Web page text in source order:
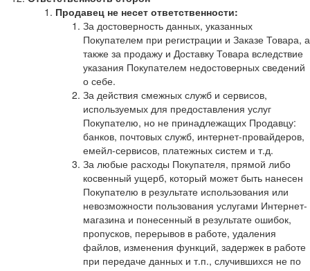
Продавец не несет ответственности:
За достоверность данных, указанных
Покупателем при регистрации и Заказе Товара, а
также за продажу и Доставку Товара вследствие
указания Покупателем недостоверных сведений
о себе.
За действия смежных служб и сервисов,
используемых для предоставления услуг
Покупателю, но не принадлежащих Продавцу:
банков, почтовых служб, интернет-провайдеров,
емейл-сервисов, платежных систем и т.д.
За любые расходы Покупателя, прямой либо
косвенный ущерб, который может быть нанесен
Покупателю в результате использования или
невозможности пользования услугами Интернет-
магазина и понесенный в результате ошибок,
пропусков, перерывов в работе, удаления
файлов, изменения функций, задержек в работе
при передаче данных и т.п., случившихся не по